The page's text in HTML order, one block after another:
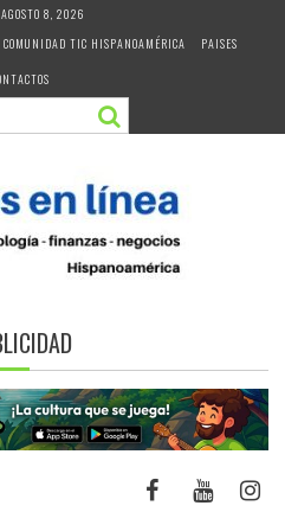
8, 2026
COMUNIDAD TIC HISPANOAMÉRICA
PAISES